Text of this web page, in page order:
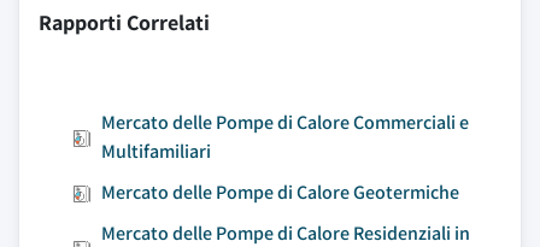
Rapporti Correlati
Mercato delle Pompe di Calore Commerciali e
Multifamiliari
Mercato delle Pompe di Calore Geotermiche
Mercato delle Pompe di Calore Residenziali in